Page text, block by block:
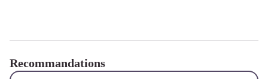
Recommandations